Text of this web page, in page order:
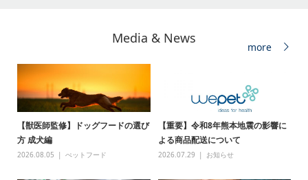
Media & News
more
【獣医師監修】ドッグフードの選び
方 成犬編
2026.08.05 ぺットフード
【重要】令和8年熊本地震の影響に
よる商品配送について
2026.07.29 お知らせ